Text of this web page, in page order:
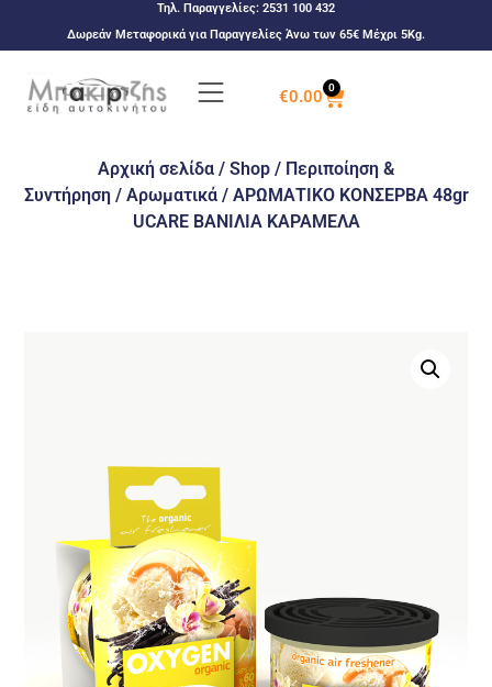
Τηλ. Παραγγελίες: 2531 100 432
Δωρεάν Μεταφορικά για Παραγγελίες Άνω των 65€ Μέχρι 5Kg.
€0.00 0
Αρχική σελίδα / Shop / Περιποίηση &
Συντήρηση/ Αρωματικά/ ΑΡΩΜΑΤΙΚΟ ΚΟΝΣΕΡΒΑ 48gr
UCARE ΒΑΝΙΛΙΑ ΚΑΡΑΜΕΛΑ